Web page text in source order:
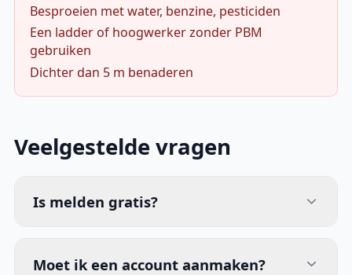
Besproeien met water, benzine, pesticiden
Een ladder of hoogwerker zonder PBM
gebruiken
Dichter dan 5 m benaderen
Veelgestelde vragen
Is melden gratis?
Moet ik een account aanmaken?